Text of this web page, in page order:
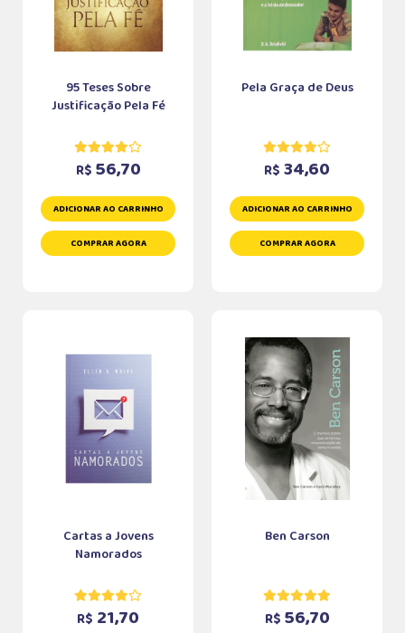
95 Teses Sobre
Justificação Pela Fé
R$ 56,70
ADICIONAR AO CARRINHO
COMPRAR AGORA
Pela Graça de Deus
R$ 34,60
ADICIONAR AO CARRINHO
COMPRAR AGORA
Cartas a Jovens
Namorados
R$ 21,70
Ben Carson
R$ 56,70